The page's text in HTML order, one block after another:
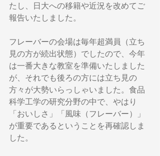
たし、日大への移籍や近況を改めてご
報告いたしました。
フレーバーの会場は毎年超満員（立ち
見の方が続出状態）でしたので、今年
は一番大きな教室を準備いたしました
が、それでも後ろの方には立ち見の
方々が大勢いらっしゃいました。食品
科学工学の研究分野の中で、やはり
「おいしさ」「風味（フレーバー）」
が重要であるということを再確認しま
した。